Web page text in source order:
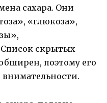
сахара. Они
«глюкоза»,
Список скрытых
поэтому его
внимательности.